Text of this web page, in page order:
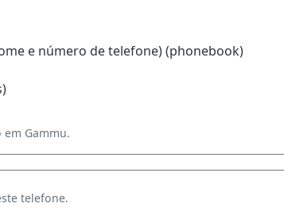
e número de telefone) (phonebook)
Gammu.
telefone.